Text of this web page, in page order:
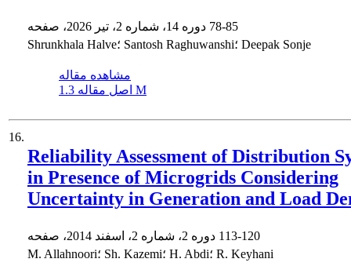
78-85
Shrunkhala Halve؛ Santosh Raghuwanshi؛ Deepak Sonje
مشاهده مقاله
اصل مقاله 1.3 M
16.
Reliability Assessment of Distribution
in Presence of Microgrids Considering
Uncertainty in Generation and Load
113-120
M. Allahnoori؛ Sh. Kazemi؛ H. Abdi؛ R. Keyhani